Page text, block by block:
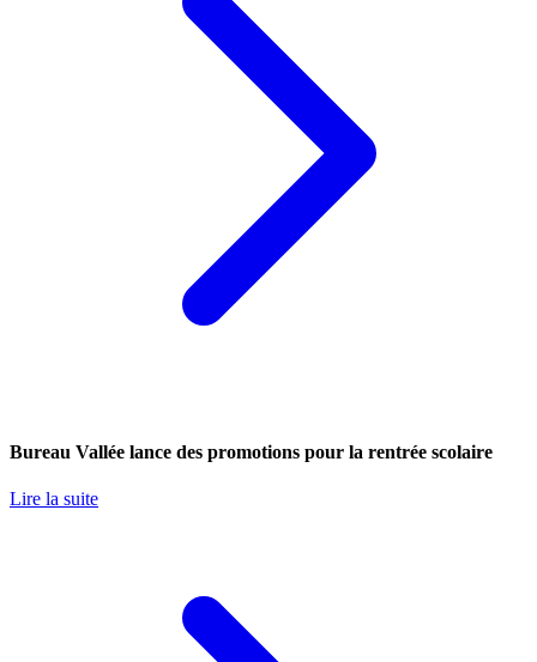
Bureau Vallée lance des promotions pour la rentrée scolaire
Lire la suite